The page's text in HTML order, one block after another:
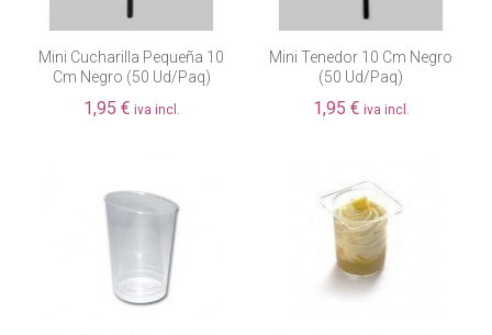
Mini Cucharilla Pequeña 10
Cm Negro (50 Ud/paq)
1,95 € iva incl.
Mini Tenedor 10 Cm Negro
(50 Ud/paq)
1,95 € iva incl.